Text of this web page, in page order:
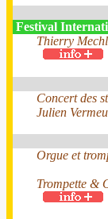
Festival
Thierry
Concert des
Julien
Orgue et
Trompette &